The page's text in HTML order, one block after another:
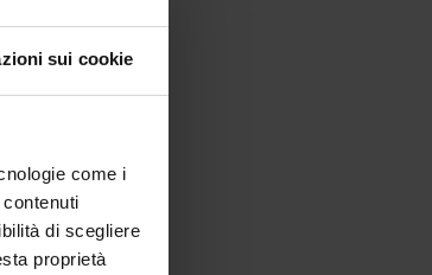
sui cookie
come i
di scegliere
proprietà